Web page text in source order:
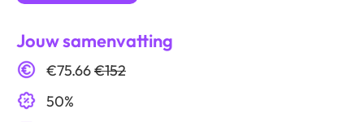
Jouw samenvatting
€75.66€152
50%